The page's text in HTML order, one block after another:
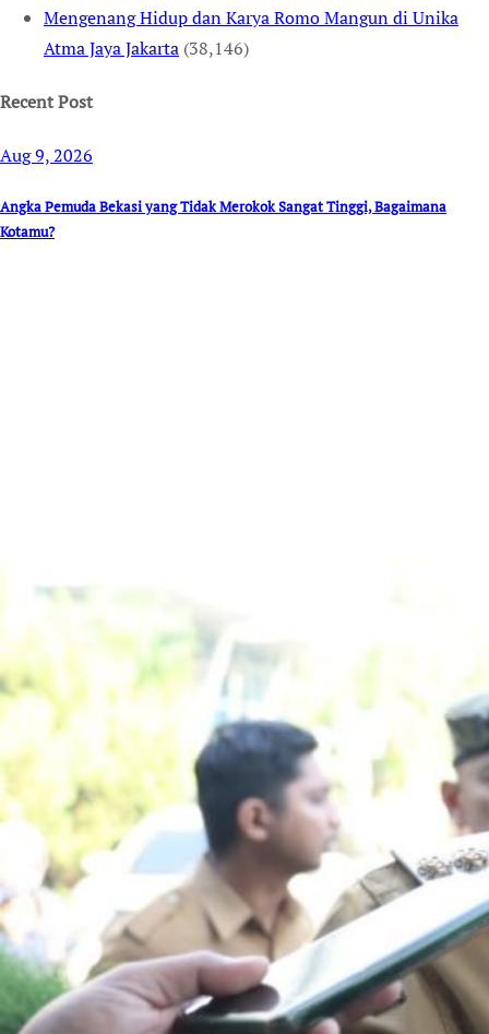
Mengenang Hidup dan Karya Romo Mangun di Unika
Atma Jaya Jakarta (38,146)
Recent Post
Aug 9, 2026
Angka Pemuda Bekasi yang Tidak Merokok Sangat Tinggi, Bagaimana
Kotamu?